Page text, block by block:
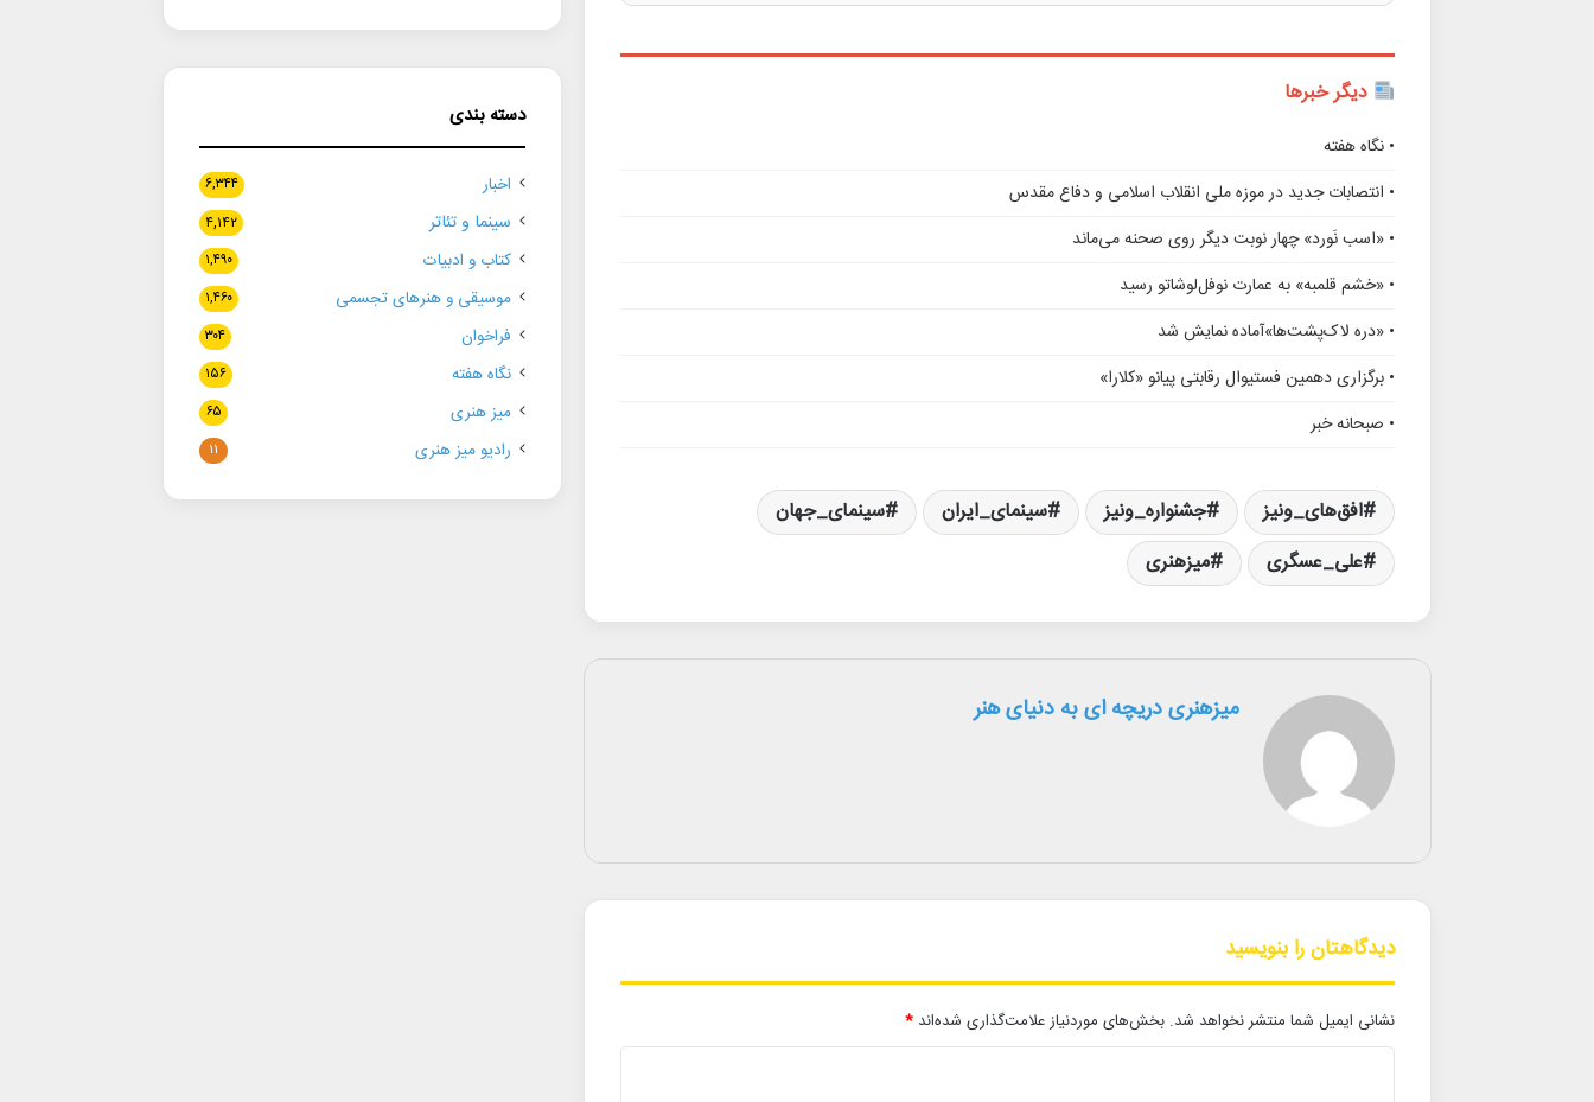
دیگر خبرها
• نگاه هفته
• انتصابات جدید در موزه ملی انقلاب اسلامی و دفاع مقدس
• «اسب نَورد» چهار نوبت دیگر روی صحنه می‌ماند
• «خشم قلمبه» به عمارت نوفل‌لوشاتو رسید
• «دره لاک‌پشت‌ها»آماده نمایش شد
• برگزاری دهمین فستیوال رقابتی پیانو «کلارا»
• صبحانه خبر
افق‌های_ونیز جشنواره_ونیز سینمای_ایران
سینمای_جهان
علی_عسگری
میزهنری
میزهنری دریچه ای به دنیای هنر
دیدگاهتان را بنویسید
نشانی ایمیل شما منتشر نخواهد شد. بخش‌های موردنیاز علامت‌گذاری شده‌اند *
دسته بندی
اخبار ۶,۳۴۴
سینما و تئاتر ۴,۱۴۲
کتاب و ادبیات ۱,۴۹۰
موسیقی و هنرهای تجسمی ۱,۴۶۰
فراخوان ۳۰۴
نگاه هفته ۱۵۶
میز هنری ۶۵
رادیو میز هنری ۱۱